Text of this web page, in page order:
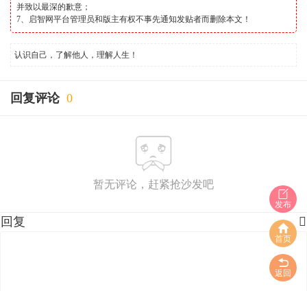
并致以最深的歉意；
7、启智网平台管理员和版主有权不事先通知发贴者而删除本文！
认识自己，了解他人，理解人生！
回复评论 0
暂无评论，赶紧抢沙发吧
发布
首页
返回

回复